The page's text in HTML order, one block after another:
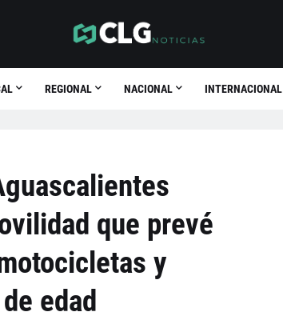
REGIONAL NACIONAL INTERNACIONAL
que prevé
y
edad